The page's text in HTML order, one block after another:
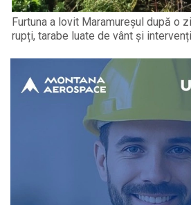
Furtuna a lovit Maramureșul după o
rupți, tarabe luate de vânt și